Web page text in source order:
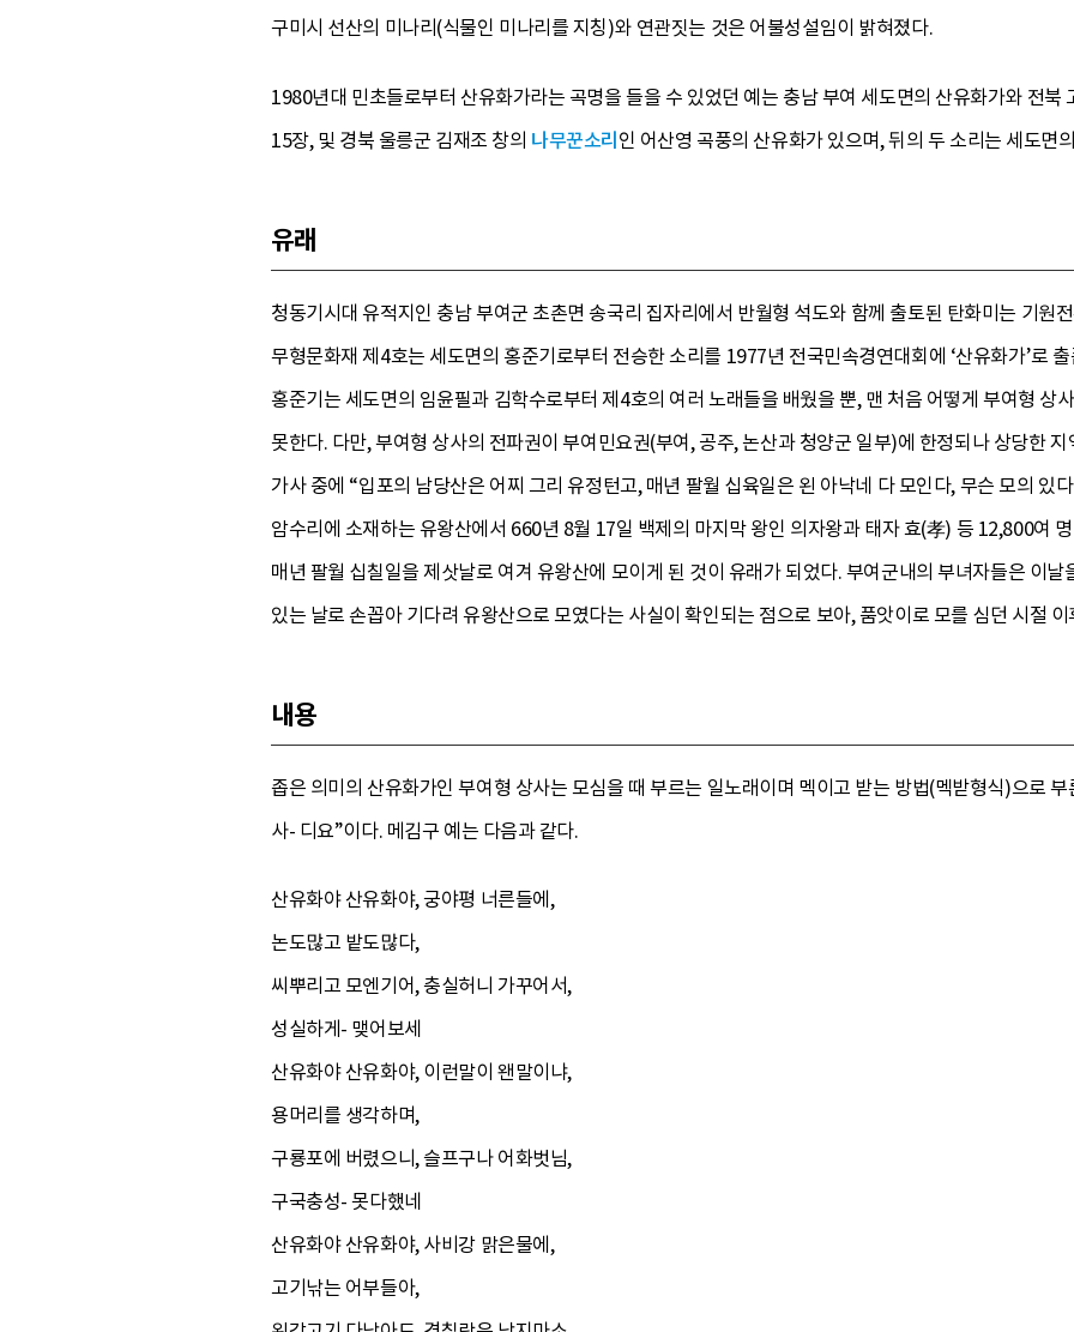
구미시 선산의 미나리(식물인 미나리를 지칭)와 연관짓는 것은 어불성설임이 밝혀졌다.
1980년대 민초들로부터 산유화가라는 곡명을 들을 수 있었던 예는 충남 부여 세도면의 산유화가와 전
15장, 및 경북 울릉군 김재조 창의 나무꾼소리 인 어산영 곡풍의 산유화가 있으며, 뒤의 두 소리는 세도면
유래
청동기시대 유적지인 충남 부여군 초촌면 송국리 집자리에서 반월형 석도와 함께 출토된 탄화미는 기원
무형문화재 제4호는 세도면의 홍준기로부터 전승한 소리를 1977년 전국민속경연대회에 ‘산유화가’로
홍준기는 세도면의 임윤필과 김학수로부터 제4호의 여러 노래들을 배웠을 뿐, 맨 처음 어떻게 부여형 상
못한다. 다만, 부여형 상사의 전파권이 부여민요권(부여, 공주, 논산과 청양군 일부)에 한정되나 상당한
가사 중에 “입포의 남당산은 어찌 그리 유정턴고, 매년 팔월 십육일은 왼 아낙네 다 모인다, 무슨 모의 있
암수리에 소재하는 유왕산에서 660년 8월 17일 백제의 마지막 왕인 의자왕과 태자 효(孝) 등 12,800여
매년 팔월 십칠일을 제삿날로 여겨 유왕산에 모이게 된 것이 유래가 되었다. 부여군내의 부녀자들은 이
있는 날로 손꼽아 기다려 유왕산으로 모였다는 사실이 확인되는 점으로 보아, 품앗이로 모를 심던 시절
내용
좁은 의미의 산유화가인 부여형 상사는 모심을 때 부르는 일노래이며 멕이고 받는 방법(멕받형식)으로
사- 디요”이다. 메김구 예는 다음과 같다.
산유화야 산유화야, 궁야평 너른들에,
논도많고 밭도많다,
씨뿌리고 모엔기어, 충실허니 가꾸어서,
성실하게- 맺어보세
산유화야 산유화야, 이런말이 왠말이냐,
용머리를 생각하며,
구룡포에 버렸으니, 슬프구나 어화벗님,
구국충성- 못다했네
산유화야 산유화야, 사비강 맑은물에,
고기낚는 어부들아,